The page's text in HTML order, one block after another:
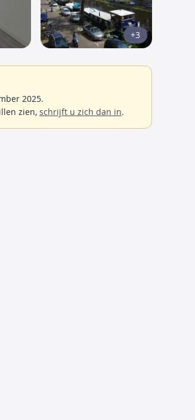
+3
2025.
zien, schrijft u zich dan in.